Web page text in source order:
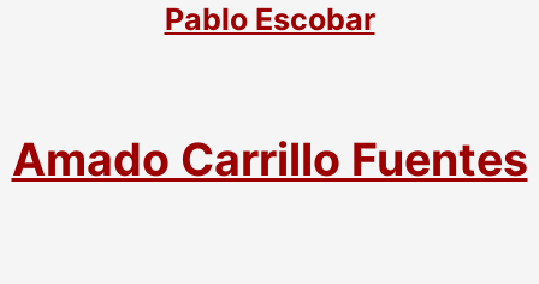
Pablo Escobar
Amado Carrillo Fuentes